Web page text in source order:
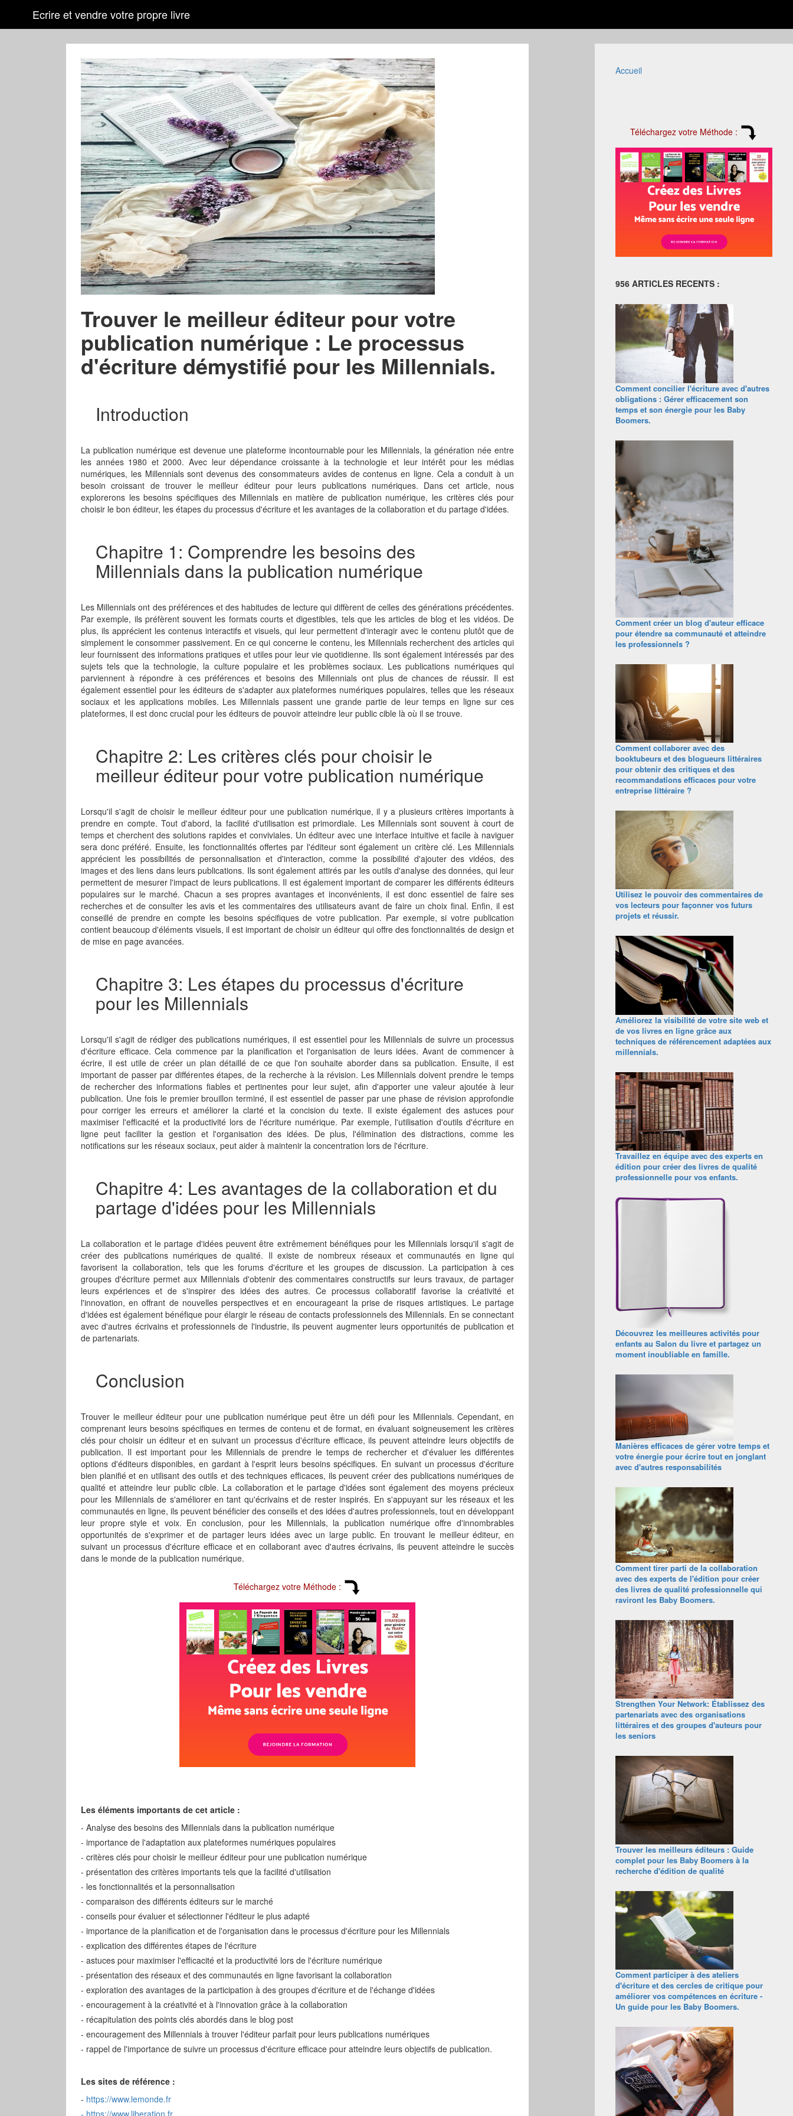
Ecrire et vendre votre propre livre
Trouver le meilleur éditeur pour votre
publication numérique : Le processus
d'écriture démystifié pour les Millennials.
Introduction
La publication numérique est devenue une plateforme incontournable pour les Millennials, la génération née entre
les années 1980 et 2000. Avec leur dépendance croissante à la technologie et leur intérêt pour les médias
numériques, les Millennials sont devenus des consommateurs avides de contenus en ligne. Cela a conduit à un
besoin croissant de trouver le meilleur éditeur pour leurs publications numériques. Dans cet article, nous
explorerons les besoins spécifiques des Millennials en matière de publication numérique, les critères clés pour
choisir le bon éditeur, les étapes du processus d'écriture et les avantages de la collaboration et du partage d'idées.
Chapitre 1: Comprendre les besoins des
Millennials dans la publication numérique
Les Millennials ont des préférences et des habitudes de lecture qui diffèrent de celles des générations précédentes.
Par exemple, ils préfèrent souvent les formats courts et digestibles, tels que les articles de blog et les vidéos. De
plus, ils apprécient les contenus interactifs et visuels, qui leur permettent d'interagir avec le contenu plutôt que de
simplement le consommer passivement. En ce qui concerne le contenu, les Millennials recherchent des articles qui
leur fournissent des informations pratiques et utiles pour leur vie quotidienne. Ils sont également intéressés par des
sujets tels que la technologie, la culture populaire et les problèmes sociaux. Les publications numériques qui
parviennent à répondre à ces préférences et besoins des Millennials ont plus de chances de réussir. Il est
également essentiel pour les éditeurs de s'adapter aux plateformes numériques populaires, telles que les réseaux
sociaux et les applications mobiles. Les Millennials passent une grande partie de leur temps en ligne sur ces
plateformes, il est donc crucial pour les éditeurs de pouvoir atteindre leur public cible là où il se trouve.
Chapitre 2: Les critères clés pour choisir le
meilleur éditeur pour votre publication numérique
Lorsqu'il s'agit de choisir le meilleur éditeur pour une publication numérique, il y a plusieurs critères importants à
prendre en compte. Tout d'abord, la facilité d'utilisation est primordiale. Les Millennials sont souvent à court de
temps et cherchent des solutions rapides et conviviales. Un éditeur avec une interface intuitive et facile à naviguer
sera donc préféré. Ensuite, les fonctionnalités offertes par l'éditeur sont également un critère clé. Les Millennials
apprécient les possibilités de personnalisation et d'interaction, comme la possibilité d'ajouter des vidéos, des
images et des liens dans leurs publications. Ils sont également attirés par les outils d'analyse des données, qui leur
permettent de mesurer l'impact de leurs publications. Il est également important de comparer les différents éditeurs
populaires sur le marché. Chacun a ses propres avantages et inconvénients, il est donc essentiel de faire ses
recherches et de consulter les avis et les commentaires des utilisateurs avant de faire un choix final. Enfin, il est
conseillé de prendre en compte les besoins spécifiques de votre publication. Par exemple, si votre publication
contient beaucoup d'éléments visuels, il est important de choisir un éditeur qui offre des fonctionnalités de design et
de mise en page avancées.
Chapitre 3: Les étapes du processus d'écriture
pour les Millennials
Lorsqu'il s'agit de rédiger des publications numériques, il est essentiel pour les Millennials de suivre un processus
d'écriture efficace. Cela commence par la planification et l'organisation de leurs idées. Avant de commencer à
écrire, il est utile de créer un plan détaillé de ce que l'on souhaite aborder dans sa publication. Ensuite, il est
important de passer par différentes étapes, de la recherche à la révision. Les Millennials doivent prendre le temps
de rechercher des informations fiables et pertinentes pour leur sujet, afin d'apporter une valeur ajoutée à leur
publication. Une fois le premier brouillon terminé, il est essentiel de passer par une phase de révision approfondie
pour corriger les erreurs et améliorer la clarté et la concision du texte. Il existe également des astuces pour
maximiser l'efficacité et la productivité lors de l'écriture numérique. Par exemple, l'utilisation d'outils d'écriture en
ligne peut faciliter la gestion et l'organisation des idées. De plus, l'élimination des distractions, comme les
notifications sur les réseaux sociaux, peut aider à maintenir la concentration lors de l'écriture.
Chapitre 4: Les avantages de la collaboration et du
partage d'idées pour les Millennials
La collaboration et le partage d'idées peuvent être extrêmement bénéfiques pour les Millennials lorsqu'il s'agit de
créer des publications numériques de qualité. Il existe de nombreux réseaux et communautés en ligne qui
favorisent la collaboration, tels que les forums d'écriture et les groupes de discussion. La participation à ces
groupes d'écriture permet aux Millennials d'obtenir des commentaires constructifs sur leurs travaux, de partager
leurs expériences et de s'inspirer des idées des autres. Ce processus collaboratif favorise la créativité et
l'innovation, en offrant de nouvelles perspectives et en encourageant la prise de risques artistiques. Le partage
d'idées est également bénéfique pour élargir le réseau de contacts professionnels des Millennials. En se connectant
avec d'autres écrivains et professionnels de l'industrie, ils peuvent augmenter leurs opportunités de publication et
de partenariats.
Conclusion
Trouver le meilleur éditeur pour une publication numérique peut être un défi pour les Millennials. Cependant, en
comprenant leurs besoins spécifiques en termes de contenu et de format, en évaluant soigneusement les critères
clés pour choisir un éditeur et en suivant un processus d'écriture efficace, ils peuvent atteindre leurs objectifs de
publication. Il est important pour les Millennials de prendre le temps de rechercher et d'évaluer les différentes
options d'éditeurs disponibles, en gardant à l'esprit leurs besoins spécifiques. En suivant un processus d'écriture
bien planifié et en utilisant des outils et des techniques efficaces, ils peuvent créer des publications numériques de
qualité et atteindre leur public cible. La collaboration et le partage d'idées sont également des moyens précieux
pour les Millennials de s'améliorer en tant qu'écrivains et de rester inspirés. En s'appuyant sur les réseaux et les
communautés en ligne, ils peuvent bénéficier des conseils et des idées d'autres professionnels, tout en développant
leur propre style et voix. En conclusion, pour les Millennials, la publication numérique offre d'innombrables
opportunités de s'exprimer et de partager leurs idées avec un large public. En trouvant le meilleur éditeur, en
suivant un processus d'écriture efficace et en collaborant avec d'autres écrivains, ils peuvent atteindre le succès
dans le monde de la publication numérique.
Téléchargez votre Méthode :
Les éléments importants de cet article :
- Analyse des besoins des Millennials dans la publication numérique
- importance de l'adaptation aux plateformes numériques populaires
- critères clés pour choisir le meilleur éditeur pour une publication numérique
- présentation des critères importants tels que la facilité d'utilisation
- les fonctionnalités et la personnalisation
- comparaison des différents éditeurs sur le marché
- conseils pour évaluer et sélectionner l'éditeur le plus adapté
- importance de la planification et de l'organisation dans le processus d'écriture pour les Millennials
- explication des différentes étapes de l'écriture
- astuces pour maximiser l'efficacité et la productivité lors de l'écriture numérique
- présentation des réseaux et des communautés en ligne favorisant la collaboration
- exploration des avantages de la participation à des groupes d'écriture et de l'échange d'idées
- encouragement à la créativité et à l'innovation grâce à la collaboration
- récapitulation des points clés abordés dans le blog post
- encouragement des Millennials à trouver l'éditeur parfait pour leurs publications numériques
- rappel de l'importance de suivre un processus d'écriture efficace pour atteindre leurs objectifs de publication.
Les sites de référence :
- https://www.lemonde.fr
- https://www.liberation.fr
Accueil
Téléchargez votre Méthode :
956 ARTICLES RECENTS :
Comment concilier l'écriture avec d'autres
obligations : Gérer efficacement son
temps et son énergie pour les Baby
Boomers.
Comment créer un blog d'auteur efficace
pour étendre sa communauté et atteindre
les professionnels ?
Comment collaborer avec des
booktubeurs et des blogueurs littéraires
pour obtenir des critiques et des
recommandations efficaces pour votre
entreprise littéraire ?
Utilisez le pouvoir des commentaires de
vos lecteurs pour façonner vos futurs
projets et réussir.
Améliorez la visibilité de votre site web et
de vos livres en ligne grâce aux
techniques de référencement adaptées aux
millennials.
Travaillez en équipe avec des experts en
édition pour créer des livres de qualité
professionnelle pour vos enfants.
Découvrez les meilleures activités pour
enfants au Salon du livre et partagez un
moment inoubliable en famille.
Manières efficaces de gérer votre temps et
votre énergie pour écrire tout en jonglant
avec d'autres responsabilités
Comment tirer parti de la collaboration
avec des experts de l'édition pour créer
des livres de qualité professionnelle qui
raviront les Baby Boomers.
Strengthen Your Network: Établissez des
partenariats avec des organisations
littéraires et des groupes d'auteurs pour
les seniors
Trouver les meilleurs éditeurs : Guide
complet pour les Baby Boomers à la
recherche d'édition de qualité
Comment participer à des ateliers
d'écriture et des cercles de critique pour
améliorer vos compétences en écriture -
Un guide pour les Baby Boomers.